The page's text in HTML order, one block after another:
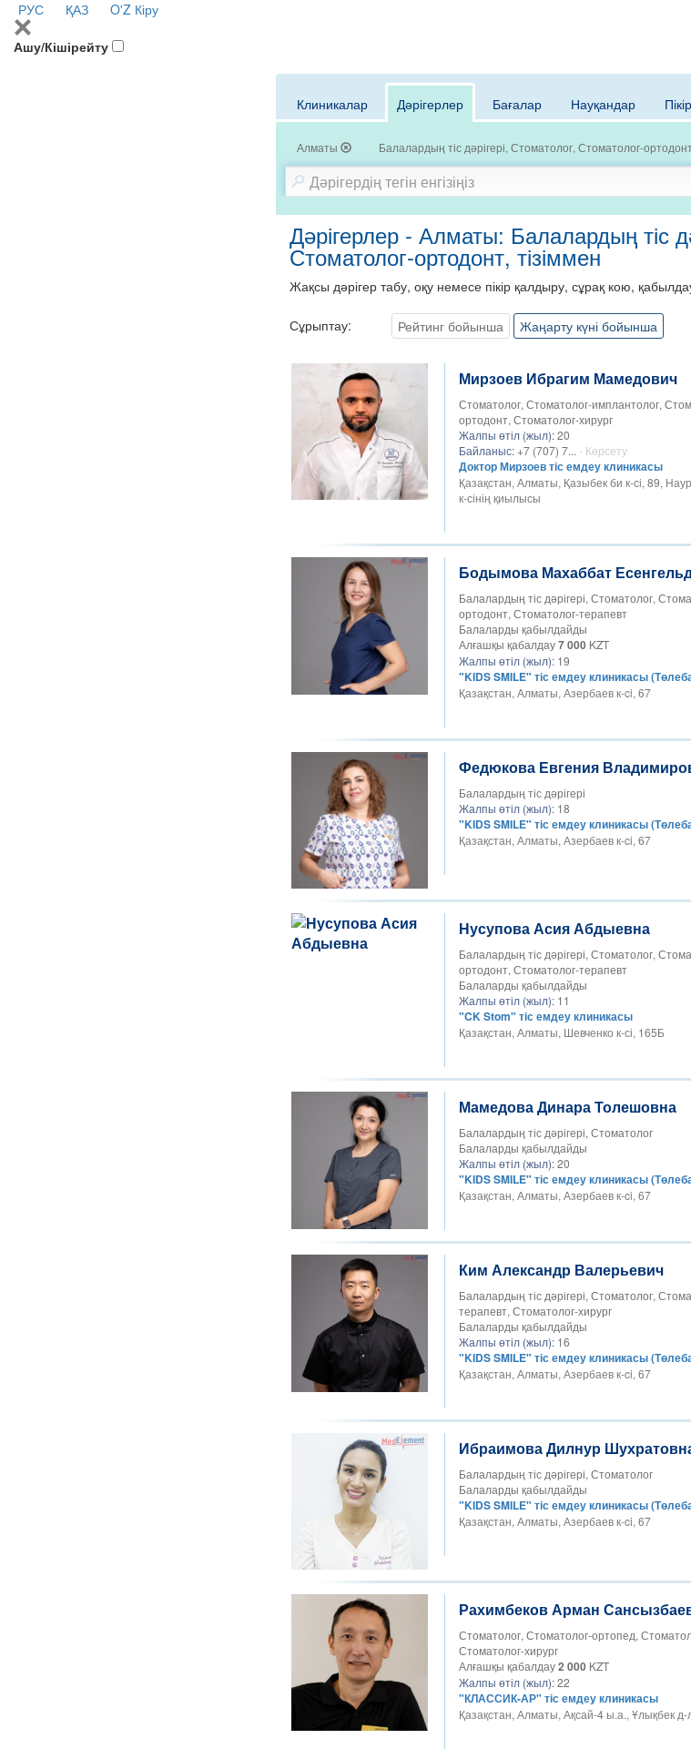
РУС ҚАЗ O'Z Кіру
Ашу/Кішірейту
Клиникалар Дәрігерлер Бағалар Науқандар
Алматы Балалардың тіс дәрігері, Стоматолог, Стоматолог-
Дәрігерлер - Алматы: Балалардың тіс
Стоматолог-ортодонт, тізіммен
Жақсы дәрігер табу, оқу немесе пікір қалдыру, сұрақ кою,
Сұрыптау: Рейтинг бойынша Жаңарту күні бойынша
Мирзоев Ибрагим Мамедович
Стоматолог, Стоматолог-имплантолог,
ортодонт, Стоматолог-хирург
Жалпы өтіл (жыл):20
Байланыс: +7 (707) 7... - Көрсету
Доктор Мирзоев тіс емдеу клиникасы
Қазақстан, Алматы, Қазыбек би к-сі, 89,
к-сінің қиылысы
Бодымова Махаббат
Балалардың тіс дәрігері, Стоматолог,
ортодонт, Стоматолог-терапевт
Балаларды қабылдайды
Алғашқы қабалдау7 000KZT
Жалпы өтіл (жыл):19
"KIDS SMILE" тіс емдеу клиникасы
Қазақстан, Алматы, Азербаев к-ci, 67
Федюкова Евгения
Балалардың тіс дәрігері
Жалпы өтіл (жыл):18
"KIDS SMILE" тіс емдеу клиникасы
Қазақстан, Алматы, Азербаев к-ci, 67
Нусупова Асия Абдыевна
Балалардың тіс дәрігері, Стоматолог,
ортодонт, Стоматолог-терапевт
Балаларды қабылдайды
Жалпы өтіл (жыл):11
"CK Stom" тіс емдеу клиникасы
Қазақстан, Алматы, Шевченко к-сі, 165Б
Мамедова Динара Толешовна
Балалардың тіс дәрігері, Стоматолог
Балаларды қабылдайды
Жалпы өтіл (жыл):20
"KIDS SMILE" тіс емдеу клиникасы
Қазақстан, Алматы, Азербаев к-ci, 67
Ким Александр Валерьевич
Балалардың тіс дәрігері, Стоматолог,
терапевт, Стоматолог-хирург
Балаларды қабылдайды
Жалпы өтіл (жыл):16
"KIDS SMILE" тіс емдеу клиникасы
Қазақстан, Алматы, Азербаев к-ci, 67
Ибраимова Дилнур
Балалардың тіс дәрігері, Стоматолог
Балаларды қабылдайды
"KIDS SMILE" тіс емдеу клиникасы
Қазақстан, Алматы, Азербаев к-ci, 67
Рахимбеков Арман
Стоматолог, Стоматолог-ортопед,
Стоматолог-хирург
Алғашқы қабалдау2 000KZT
Жалпы өтіл (жыл):22
"КЛАССИК-АР" тіс емдеу клиникасы
Қазақстан, Алматы, Ақсай-4 ы.а., Ұлықбек